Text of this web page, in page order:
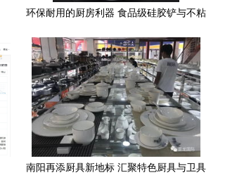
环保耐用的厨房利器 食品级硅胶铲与不粘
南阳再添厨具新地标 汇聚特色厨具与卫具